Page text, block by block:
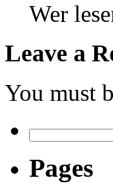
Wer
Leave a
You must
nach:
Pages